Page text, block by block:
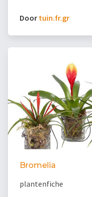
Door tuin.fr.gr
Bromelia
plantenfiche